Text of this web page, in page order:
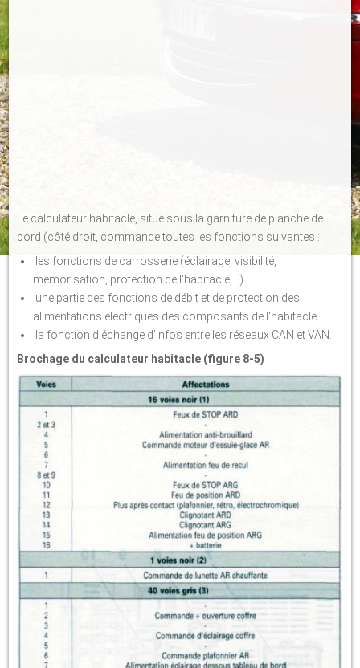
Le calculateur habitacle, situé sous la garniture de planche de
bord (côté droit, commande toutes les fonctions suivantes :
les fonctions de carrosserie (éclairage, visibilité,
mémorisation, protection de l'habitacle,...).
une partie des fonctions de débit et de protection des
alimentations électriques des composants de l'habitacle.
la fonction d'échange d'infos entre les réseaux CAN et VAN.
Brochage du calculateur habitacle (figure 8-5)